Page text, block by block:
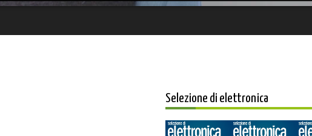
Selezione di elettronica